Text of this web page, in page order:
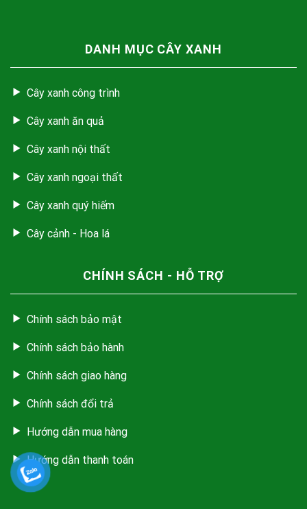
DANH MỤC CÂY XANH
Cây xanh công trình
Cây xanh ăn quả
Cây xanh nội thất
Cây xanh ngoại thất
Cây xanh quý hiếm
Cây cảnh - Hoa lá
CHÍNH SÁCH - HỖ TRỢ
Chính sách bảo mật
Chính sách bảo hành
Chính sách giao hàng
Chính sách đổi trả
Hướng dẫn mua hàng
Hướng dẫn thanh toán